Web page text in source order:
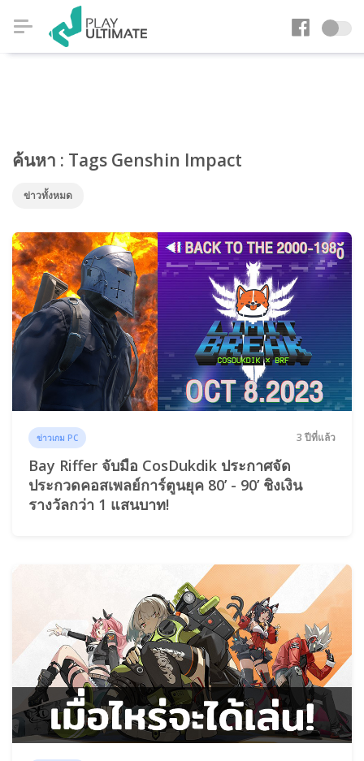
ค้นหา : Tags Genshin Impact
ข่าวทั้งหมด
ข่าวเกม PC 3 ปีที่แล้ว
Bay Riffer จับมือ CosDukdik ประกาศจัด
ประกวดคอสเพลย์การ์ตูนยุค 80’ - 90’ ชิงเงิน
รางวัลกว่า 1 แสนบาท!